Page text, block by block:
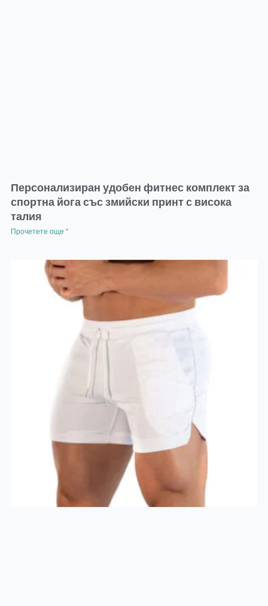
Персонализиран удобен фитнес комплект за
спортна йога със змийски принт с висока
талия
Прочетете още "